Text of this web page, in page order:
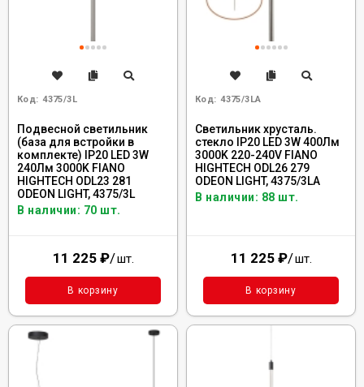
Код: 4375/3L
Подвесной светильник
(база для встройки в
комплекте) IP20 LED 3W
240Лм 3000K FIANO
HIGHTECH ODL23 281
ODEON LIGHT, 4375/3L
В наличии: 70 шт.
11 225 ₽/шт.
В корзину
Код: 4375/3LA
Светильник хрусталь.
стекло IP20 LED 3W 400Лм
3000K 220-240V FIANO
HIGHTECH ODL26 279
ODEON LIGHT, 4375/3LA
В наличии: 88 шт.
11 225 ₽/шт.
В корзину